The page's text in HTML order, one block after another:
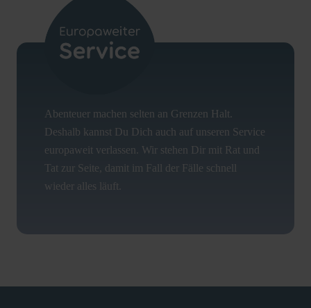
Abenteuer machen selten an Grenzen Halt.
Deshalb kannst Du Dich auch auf unseren Service
europaweit verlassen. Wir stehen Dir mit Rat und
Tat zur Seite, damit im Fall der Fälle schnell
wieder alles läuft.